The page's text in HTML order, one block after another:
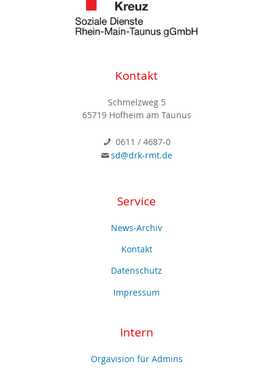
Kontakt
Schmelzweg 5
65719 Hofheim am Taunus
0611 / 4687-0
sd@drk-rmt.de
Service
News-Archiv
Kontakt
Datenschutz
Impressum
Intern
Orgavision für Admins